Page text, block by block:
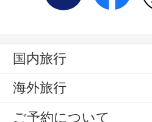
国内旅行
海外旅行
ご予約について